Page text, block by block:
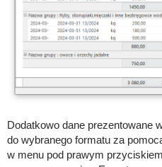
Dodatkowo dane prezentowane
do wybranego formatu za
w menu pod prawym